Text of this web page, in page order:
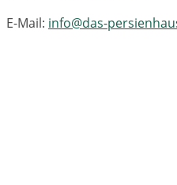
E-Mail: info@das-